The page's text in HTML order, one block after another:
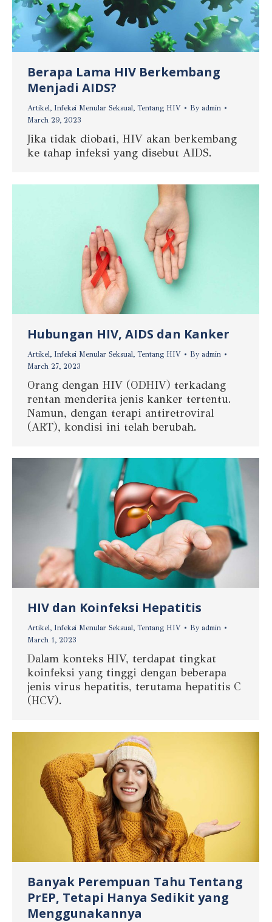
Berapa Lama HIV Berkembang
Menjadi AIDS?
Artikel, Infeksi Menular Seksual, Tentang HIV By admin
March 29, 2023
Jika tidak diobati, HIV akan berkembang
ke tahap infeksi yang disebut AIDS.
Hubungan HIV, AIDS dan Kanker
Artikel, Infeksi Menular Seksual, Tentang HIV By admin
March 27, 2023
Orang dengan HIV (ODHIV) terkadang
rentan menderita jenis kanker tertentu.
Namun, dengan terapi antiretroviral
(ART), kondisi ini telah berubah.
HIV dan Koinfeksi Hepatitis
Artikel, Infeksi Menular Seksual, Tentang HIV By admin
March 1, 2023
Dalam konteks HIV, terdapat tingkat
koinfeksi yang tinggi dengan beberapa
jenis virus hepatitis, terutama hepatitis C
(HCV).
Banyak Perempuan Tahu Tentang
PrEP, Tetapi Hanya Sedikit yang
Menggunakannya